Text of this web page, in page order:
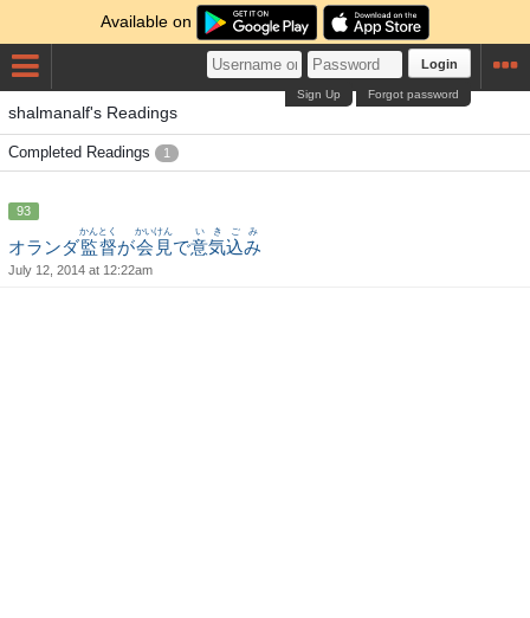
Available on
Login
Forgot password
Sign Up
shalmanalf's Readings
Completed Readings 1
93
オランダ監督
かんとく
が会見
かいけん
で意気込み
いきごみ
July 12, 2014 at 12:22am